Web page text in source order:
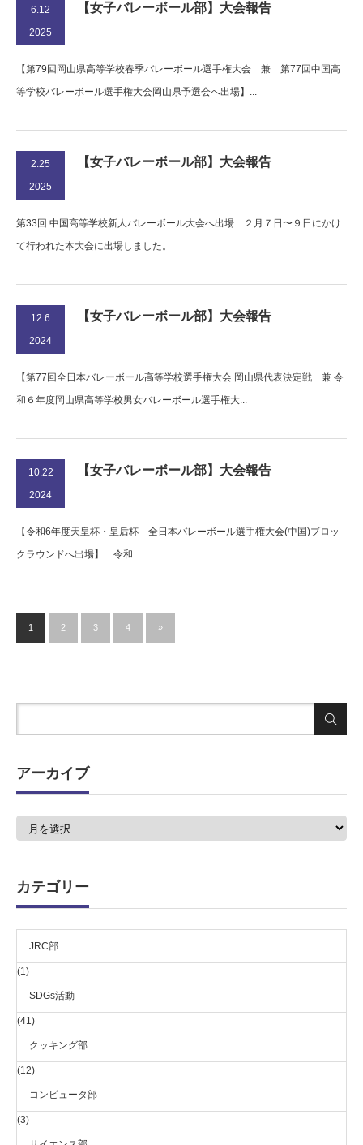
6.12
2025
【女子バレーボール部】大会報告
【第79回岡山県高等学校春季バレーボール選手権大会 兼 第77回中国高
等学校バレーボール選手権大会岡山県予選会へ出場】...
2.25
2025
【女子バレーボール部】大会報告
第33回 中国高等学校新人バレーボール大会へ出場 ２月７日〜９日にかけ
て行われた本大会に出場しました。
12.6
2024
【女子バレーボール部】大会報告
【第77回全日本バレーボール高等学校選手権大会 岡山県代表決定戦 兼 令
和６年度岡山県高等学校男女バレーボール選手権大...
10.22
2024
【女子バレーボール部】大会報告
【令和6年度天皇杯・皇后杯 全日本バレーボール選手権大会(中国)ブロッ
クラウンドへ出場】 令和...
1 2 3 4 »
アーカイブ
カテゴリー
JRC部
(1)
SDGs活動
(41)
クッキング部
(12)
コンピュータ部
(3)